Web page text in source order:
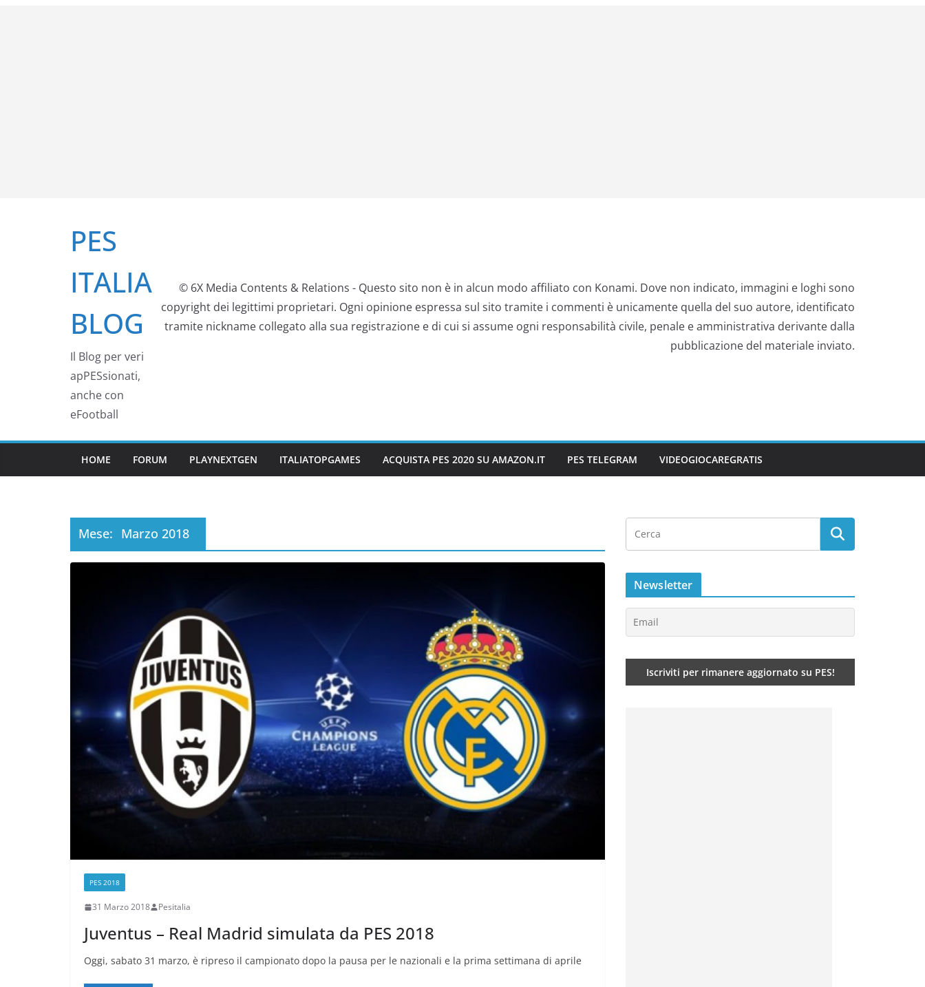
PES
ITALIA
BLOG
Il Blog per veri
apPESsionati,
anche con
eFootball
© 6X Media Contents & Relations - Questo sito non è in alcun modo affiliato con Konami. Dove non indicato, immagini e loghi sono
copyright dei legittimi proprietari. Ogni opinione espressa sul sito tramite i commenti è unicamente quella del suo autore, identificato
tramite nickname collegato alla sua registrazione e di cui si assume ogni responsabilità civile, penale e amministrativa derivante dalla
pubblicazione del materiale inviato.
HOME FORUM PLAYNEXTGEN ITALIATOPGAMES ACQUISTA PES 2020 SU AMAZON.IT PES TELEGRAM VIDEOGIOCAREGRATIS
Mese: Marzo 2018
PES 2018
31 Marzo 2018 Pesitalia
Juventus – Real Madrid simulata da PES 2018
Oggi, sabato 31 marzo, è ripreso il campionato dopo la pausa per le nazionali e la prima settimana di aprile
Newsletter